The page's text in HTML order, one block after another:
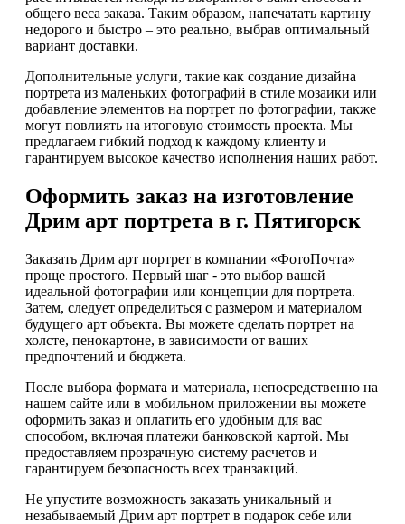
общего веса заказа. Таким образом, напечатать картину
недорого и быстро – это реально, выбрав оптимальный
вариант доставки.
Дополнительные услуги, такие как создание дизайна
портрета из маленьких фотографий в стиле мозаики или
добавление элементов на портрет по фотографии, также
могут повлиять на итоговую стоимость проекта. Мы
предлагаем гибкий подход к каждому клиенту и
гарантируем высокое качество исполнения наших работ.
Оформить заказ на изготовление
Дрим арт портрета в г. Пятигорск
Заказать Дрим арт портрет в компании «ФотоПочта»
проще простого. Первый шаг - это выбор вашей
идеальной фотографии или концепции для портрета.
Затем, следует определиться с размером и материалом
будущего арт объекта. Вы можете сделать портрет на
холсте, пенокартоне, в зависимости от ваших
предпочтений и бюджета.
После выбора формата и материала, непосредственно на
нашем сайте или в мобильном приложении вы можете
оформить заказ и оплатить его удобным для вас
способом, включая платежи банковской картой. Мы
предоставляем прозрачную систему расчетов и
гарантируем безопасность всех транзакций.
Не упустите возможность заказать уникальный и
незабываемый Дрим арт портрет в подарок себе или